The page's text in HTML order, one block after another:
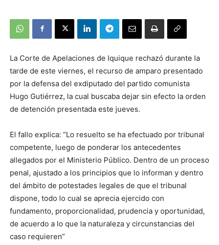
La Corte de Apelaciones de Iquique rechazó durante la
tarde de este viernes, el recurso de amparo presentado
por la defensa del exdiputado del partido comunista
Hugo Gutiérrez, la cual buscaba dejar sin efecto la orden
de detención presentada este jueves.
El fallo explica: “Lo resuelto se ha efectuado por tribunal
competente, luego de ponderar los antecedentes
allegados por el Ministerio Público. Dentro de un proceso
penal, ajustado a los principios que lo informan y dentro
del ámbito de potestades legales de que el tribunal
dispone, todo lo cual se aprecia ejercido con
fundamento, proporcionalidad, prudencia y oportunidad,
de acuerdo a lo que la naturaleza y circunstancias del
caso requieren”